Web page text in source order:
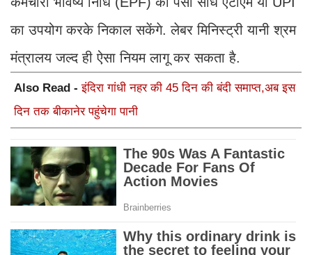
का उपयोग करके निकाल सकेंगे. लेबर म‍िन‍िस्‍ट्री यानी श्रम
मंत्रालय जल्‍द ही ऐसा न‍ियम लागू कर सकता है.
Also Read -इंदिरा गांधी नहर की 45 दिन की बंदी समाप्त,अब इस
दिन तक बीकानेर पहुंचेगा पानी